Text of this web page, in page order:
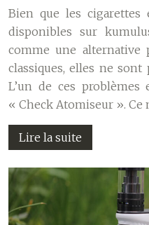
Bien que les cigarettes
disponibles sur
comme une alternative
classiques, elles ne sont
L’un de ces problèmes
« Check Atomiseur ». Ce
Lire la suite